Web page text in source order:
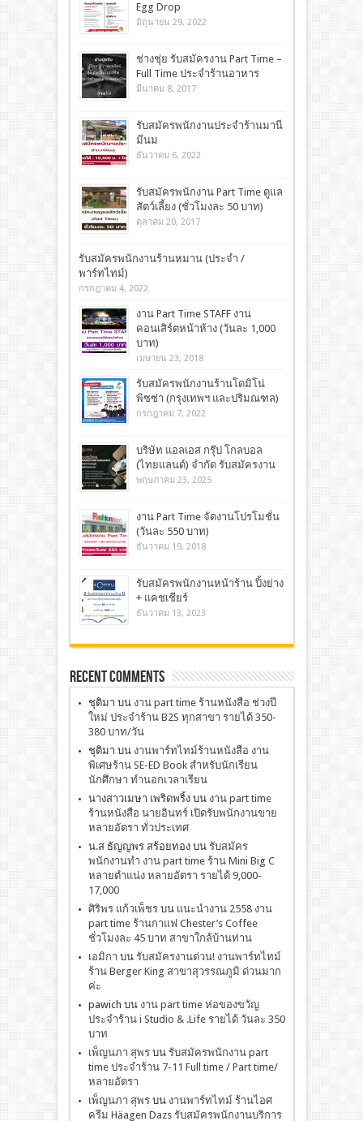
Egg Drop
มิถุนายน 29, 2022
ช่างชุ่ย รับสมัครงาน Part Time –
Full Time ประจำร้านอาหาร
มีนาคม 8, 2017
รับสมัครพนักงานประจำร้านมานี
มีนม
ธันวาคม 6, 2022
รับสมัครพนักงาน Part Time ดูแล
สัตว์เลี้ยง (ชั่วโมงละ 50 บาท)
ตุลาคม 20, 2017
รับสมัครพนักงานร้านหมาน (ประจำ /
พาร์ทไทม์)
กรกฎาคม 4, 2022
งาน Part Time STAFF งาน
คอนเสิร์ตหน้าห้าง (วันละ 1,000
บาท)
เมษายน 23, 2018
รับสมัครพนักงานร้านโดมิโน่
พิซซ่า (กรุงเทพฯ และปริมณฑล)
กรกฎาคม 7, 2022
บริษัท แอลเอส กรุ๊ป โกลบอล
(ไทยแลนด์) จำกัด รับสมัครงาน
พฤษภาคม 23, 2025
งาน Part Time จัดงานโปรโมชั่น
(วันละ 550 บาท)
ธันวาคม 19, 2018
รับสมัครพนักงานหน้าร้าน ปิ้งย่าง
+ แคชเชียร์
ธันวาคม 13, 2023
Recent Comments
ชุติมา บน งาน part time ร้านหนังสือ ช่วงปี
ใหม่ ประจำร้าน B2S ทุกสาขา รายได้ 350-
380 บาท/วัน
ชุติมา บน งานพาร์ทไทม์ร้านหนังสือ งาน
พิเศษร้าน SE-ED Book สำหรับนักเรียน
นักศึกษา ทำนอกเวลาเรียน
นางสาวเมษา เพริดพริ้งบน งาน part time
ร้านหนังสือ นายอินทร์ เปิดรับพนักงานขาย
หลายอัตรา ทั่วประเทศ
น.ส ธัญญพร สร้อยทองบน รับสมัคร
พนักงานทำ งาน part time ร้าน Mini Big C
หลายตำแน่ง หลายอัตรา รายได้ 9,000-
17,000
ศิริพร แก้วเพ็ชรบน เเนะนำงาน 2558 งาน
part time ร้านกาแฟ Chester’s Coffee
ชั่วโมงละ 45 บาท สาขาใกล้บ้านท่าน
เอมิกา บน รับสมัครงานด่วน! งานพาร์ทไทม์
ร้าน Berger King สาขาสุวรรณภูมิ ด่วนมาก
ค่ะ
pawich บน งาน part time ห่อของขวัญ
ประจำร้าน i Studio & .Life รายได้ วันละ 350
บาท
เพ็ญนภา สุพรบน รับสมัครพนักงาน part
time ประจำร้าน 7-11 Full time / Part time/
หลายอัตรา
เพ็ญนภา สุพรบน งานพาร์ทไทม์ ร้านไอศ
ครีม Häagen Dazs รับสมัครพนักงานบริการ